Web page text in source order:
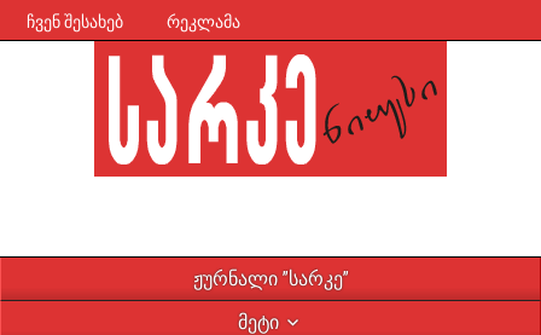
ჩვენ შესახებ რეკლამა
ჟურნალი ”სარკე”
მეტი